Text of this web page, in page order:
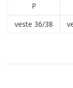
P
veste 36/38